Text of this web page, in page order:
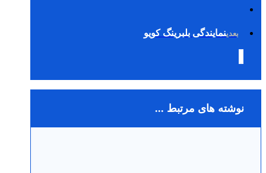
بعدینمایندگی بلبرینگ کویو
نوشته های مرتبط ...